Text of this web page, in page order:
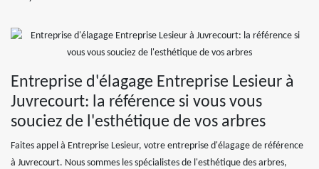
Entreprise d'élagage Entreprise Lesieur à
Juvrecourt: la référence si vous vous
souciez de l'esthétique de vos arbres
Faites appel à Entreprise Lesieur, votre entreprise d'élagage de référence
à Juvrecourt. Nous sommes les spécialistes de l'esthétique des arbres,